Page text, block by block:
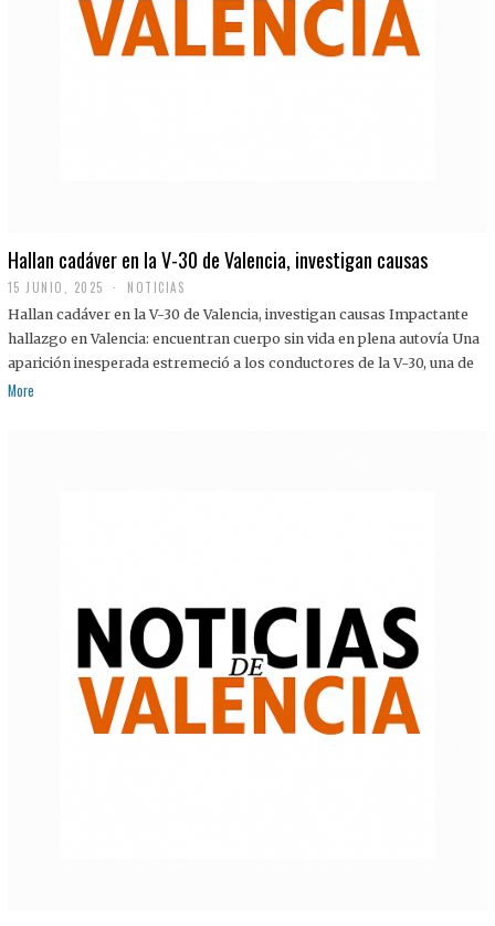
Hallan cadáver en la V-30 de Valencia, investigan causas
15 JUNIO, 2025 NOTICIAS
Hallan cadáver en la V-30 de Valencia, investigan causas Impactante
hallazgo en Valencia: encuentran cuerpo sin vida en plena autovía Una
aparición inesperada estremeció a los conductores de la V-30, una de
More